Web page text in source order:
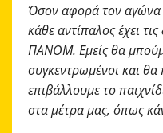
Όσον αφορά τον αγώνα
κάθε αντίπαλος έχει
ΠΑΝΟΜ. Εμείς θα
συγκεντρωμένοι και
επιβάλλουμε το
στα μέτρα μας, όπως